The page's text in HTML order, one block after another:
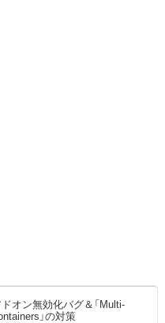
オン無効化バグ＆「Multi-
」の対策